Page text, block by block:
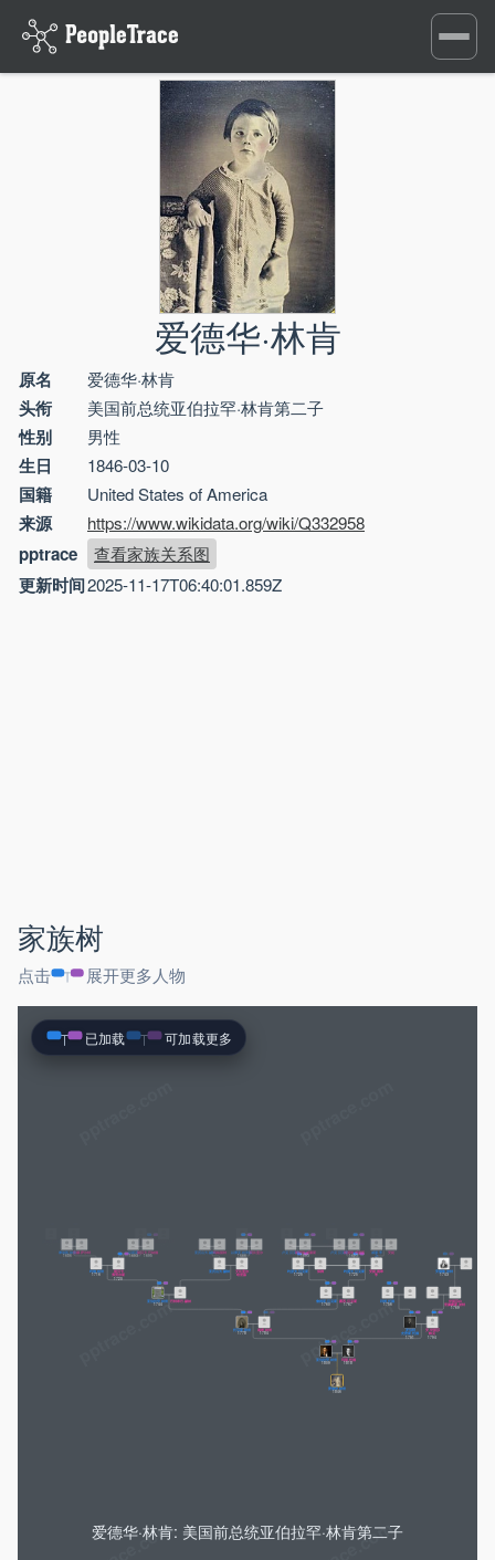
Toggle
爱德华·林肯
原名 爱德华·林肯
头衔 美国前总统亚伯拉罕·林肯第二子
性别 男性
生日 1846-03-10
国籍 United States of America
来源 https://www.wikidata.org/wiki/Q332958
pptrace 查看家族关系图
更新时间2025-11-17T06:40:01.859Z
家族树
点击 展开更多人物
爱德华·林肯
1846
亚伯拉罕·林肯
1809
玛丽·托德
1818
托马斯·林肯
1778
南希·林肯
1784
罗伯特
史密斯·托德
1791
安·伊丽莎
帕克
1794
亚伯拉罕·林肯
1744
巴特希巴·赫林 詹姆斯·汉克斯
1760
露西·汉克斯
1767
利维·托德
1756
伊丽莎白
里滕豪斯·波特
1769
约翰·林肯
1716
丽贝卡
弗劳尔斯
1720
亚历山大·赫林 艾比盖尔
哈里森
约瑟夫·汉克斯
1725
保姆 约瑟夫·汉克斯
1725
安妮·南希
李
安德鲁·波特
1743
摩迪凯·林肯
1686
汉娜·萨尔特 以诺花
1693 1695
亚历山大·赫林玛格丽特 以赛亚·哈里森
1666
阿比盖尔 卢克 汉克斯凯瑟琳·威廉斯
1693
卢克 汉克斯 凯瑟琳·威廉斯
1693
威廉·李
Jr.
1704
安妮
理查德·萨尔特
莎拉·鲍恩 威廉·花费
1667
伊丽莎白
1671
托马斯·哈里森
凯瑟琳
1637
威廉·汉克斯
1654
莎拉
伍德布里奇
1653
威廉·汉克斯
莎拉
伍德布里奇
1653
威廉·李大人
多萝西·泰勒
1681
爱德华·林肯: 美国前总统亚伯拉罕·林肯第二子
已加载 可加载更多